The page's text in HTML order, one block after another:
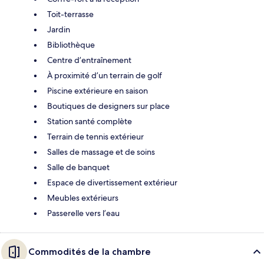
Toit-terrasse
Jardin
Bibliothèque
Centre d’entraînement
À proximité d’un terrain de golf
Piscine extérieure en saison
Boutiques de designers sur place
Station santé complète
Terrain de tennis extérieur
Salles de massage et de soins
Salle de banquet
Espace de divertissement extérieur
Meubles extérieurs
Passerelle vers l’eau
Commodités de la chambre